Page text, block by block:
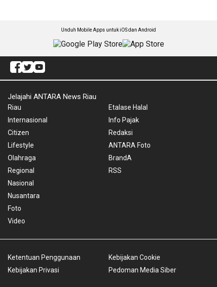
Unduh Mobile Apps untuk iOS dan Android
Jelajahi ANTARA News Riau
Riau
Internasional
Citizen
Lifestyle
Olahraga
Regional
Nasional
Nusantara
Foto
Video
Etalase Halal
Info Pajak
Redaksi
ANTARA Foto
BrandA
RSS
Ketentuan Penggunaan
Kebijakan Privasi
Kebijakan Cookie
Pedoman Media Siber